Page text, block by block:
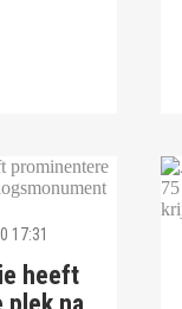
17:31
heeft